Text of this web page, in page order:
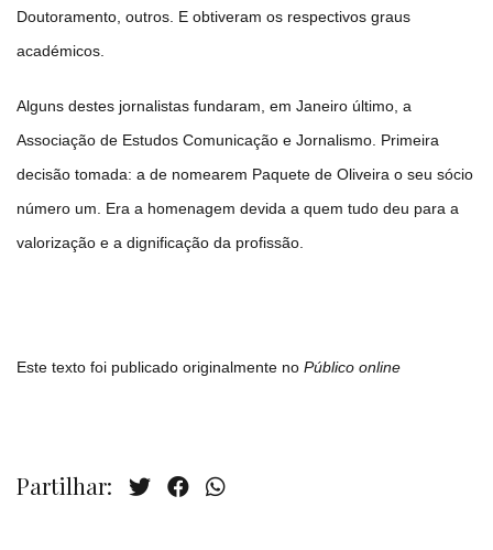
Doutoramento, outros. E obtiveram os respectivos graus
académicos.
Alguns destes jornalistas fundaram, em Janeiro último, a
Associação de Estudos Comunicação e Jornalismo. Primeira
decisão tomada: a de nomearem Paquete de Oliveira o seu sócio
número um. Era a homenagem devida a quem tudo deu para a
valorização e a dignificação da profissão.
Este texto foi publicado originalmente no Público online
Partilhar: